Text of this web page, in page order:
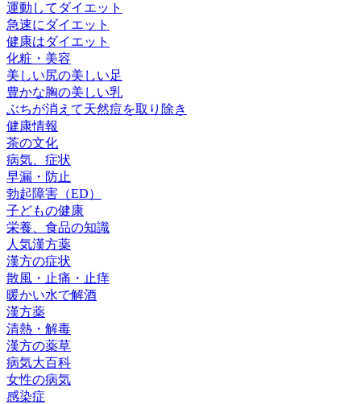
運動してダイエット
急速にダイエット
健康はダイエット
化粧・美容
美しい尻の美しい足
豊かな胸の美しい乳
ぶちが消えて天然痘を取り除き
健康情報
茶の文化
病気、症状
早漏・防止
勃起障害（ED）
子どもの健康
栄養、食品の知識
人気漢方薬
漢方の症状
散風・止痛・止痒
暖かい水で解酒
漢方薬
清熱・解毒
漢方の薬草
病気大百科
女性の病気
感染症